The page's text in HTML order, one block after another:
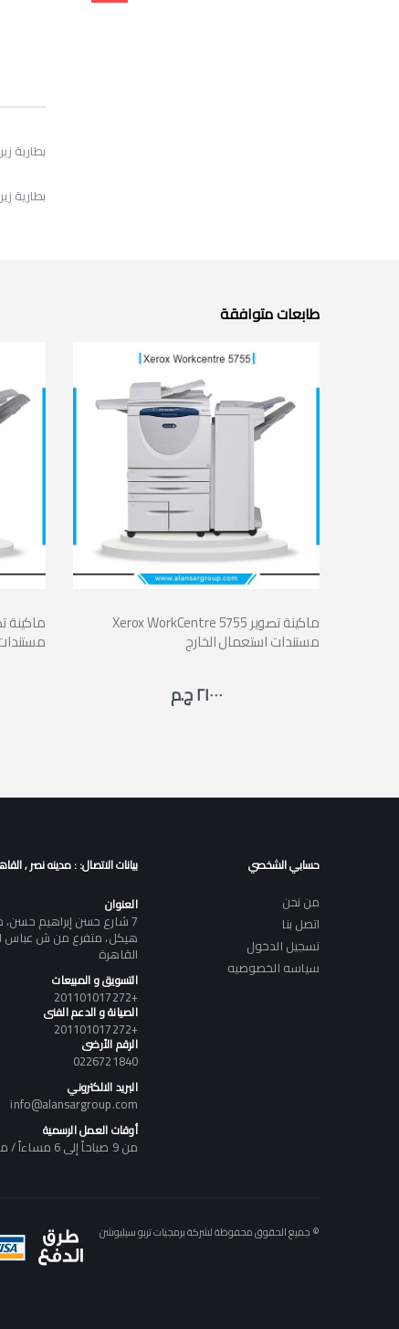
بطارية زيروكس
بطارية زيروكس 5890/5875/5865/5855/5845/5735/
طابعات متوافقة
Xerox WorkCentre 5755 ماكينة تصوير
مستندات استعمال الخارج
٢١٠٠٠ ج.م
حسابي الشخصي
من نحن
اتصل بنا
تسجيل الدخول
سياسه الخصوصيه
بيانات الاتصال: : مدينه نصر ,
العنوان
7 شارع حسن إبراهيم
هيكل، متفرع من ش عباس
القاهرة
التسويق و المبيعات
+201101017272
الصيانة و الدعم الفنى
+201101017272
الرقم الأرضى
0226721840
البريد الالكتروني
info@alansargroup.com
أوقات العمل الرسمية
من 9 صباحاً إلى 6 مساءاً / من السبت إلى الخميس
© جميع الحقوق محفوظة لشركة برمجيات تربو سيليوشن